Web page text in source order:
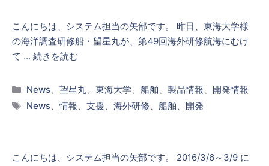
こんにちは、システム担当の矢部です。 昨日、東海大学様
の海洋調査研修船・望星丸が、第49回海外研修航海にむけ
て … 続きを読む
カ
テ
News、 望星丸、 東海大学、 船舶、 製品情報、 開発情報
タ
News、情報、 支援、 海外研修、 船舶、 開発
こんにちは、システム担当の矢部です。 2016/3/6～3/9 に